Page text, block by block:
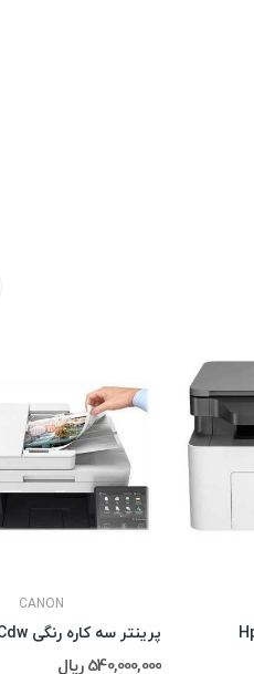
CANON
540,000,000 ریال